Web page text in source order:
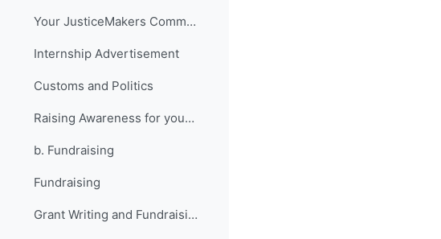
Your JusticeMakers Communications Intern
Internship Advertisement
Customs and Politics
Raising Awareness for your Project - Lessons from Previous Fellows
b. Fundraising
Fundraising
Grant Writing and Fundraising Guide-sheet